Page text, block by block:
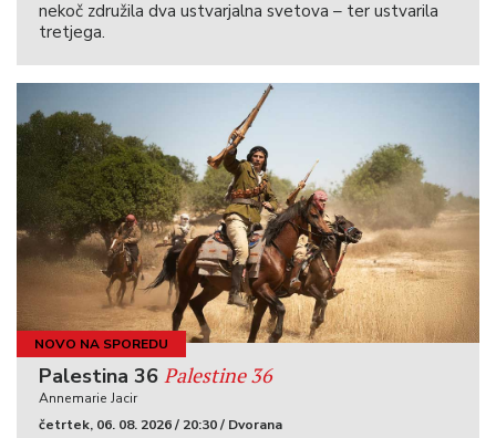
nekoč združila dva ustvarjalna svetova – ter ustvarila
tretjega.
NOVO NA SPOREDU
Palestina 36 Palestine 36
Annemarie Jacir
četrtek, 06. 08. 2026 / 20:30 / Dvorana